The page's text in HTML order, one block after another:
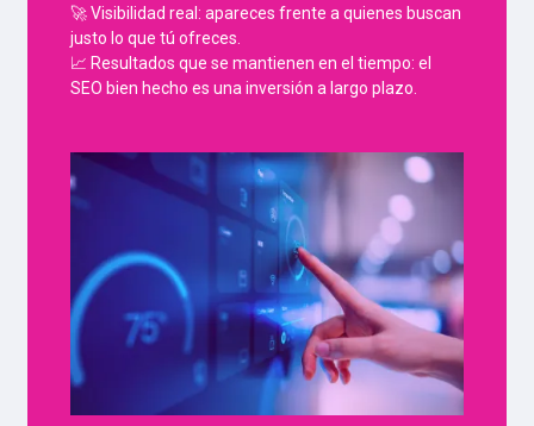
🚀 Visibilidad real: apareces frente a quienes buscan
justo lo que tú ofreces.
📈 Resultados que se mantienen en el tiempo: el
SEO bien hecho es una inversión a largo plazo.